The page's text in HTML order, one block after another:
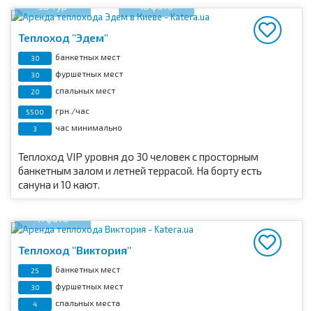
3D тур 18 фото
Теплоход "Эдем"
30 банкетных мест
30 фуршетных мест
20 спальных мест
5500 грн./час
3 час минимально
Теплоход VIP уровня до 30 человек с просторным
банкетным залом и летней террасой. На борту есть
сануна и 10 кают.
11 фото
Теплоход "Виктория"
25 банкетных мест
30 фуршетных мест
4 спальных места